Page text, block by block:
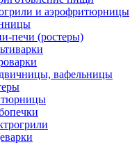
и аэрофритюрницы
печи (ростеры)
вафельницы